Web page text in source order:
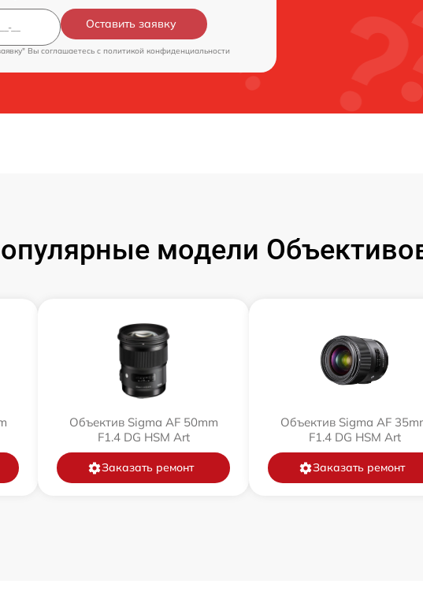
Оставить заявку
Вы соглашаетесь c политикой конфиденциальности
модели
Объектив Sigma AF 50mm
F1.4 DG HSM Art
Заказать ремонт
Объектив Sigma AF
F1.4 DG HSM Art
Заказать ремонт